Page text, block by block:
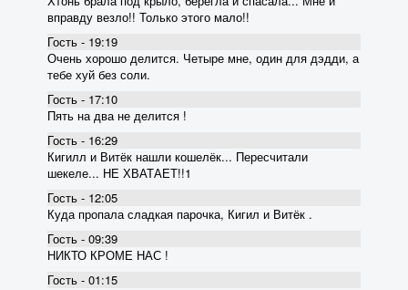
вправду везло!! Только этого мало!!
Гость - 19:19
Очень хорошо делится. Четыре мне, один для дэдди, а
тебе хуй без соли.
Гость - 17:10
Пять на два не делится !
Гость - 16:29
Кигилл и Витёк нашли кошелёк... Пересчитали
шекеле... НЕ ХВАТАЕТ!!1
Гость - 12:05
Куда пропала сладкая парочка, Кигил и Витёк .
Гость - 09:39
НИКТО КРОМЕ НАС !
Гость - 01:15